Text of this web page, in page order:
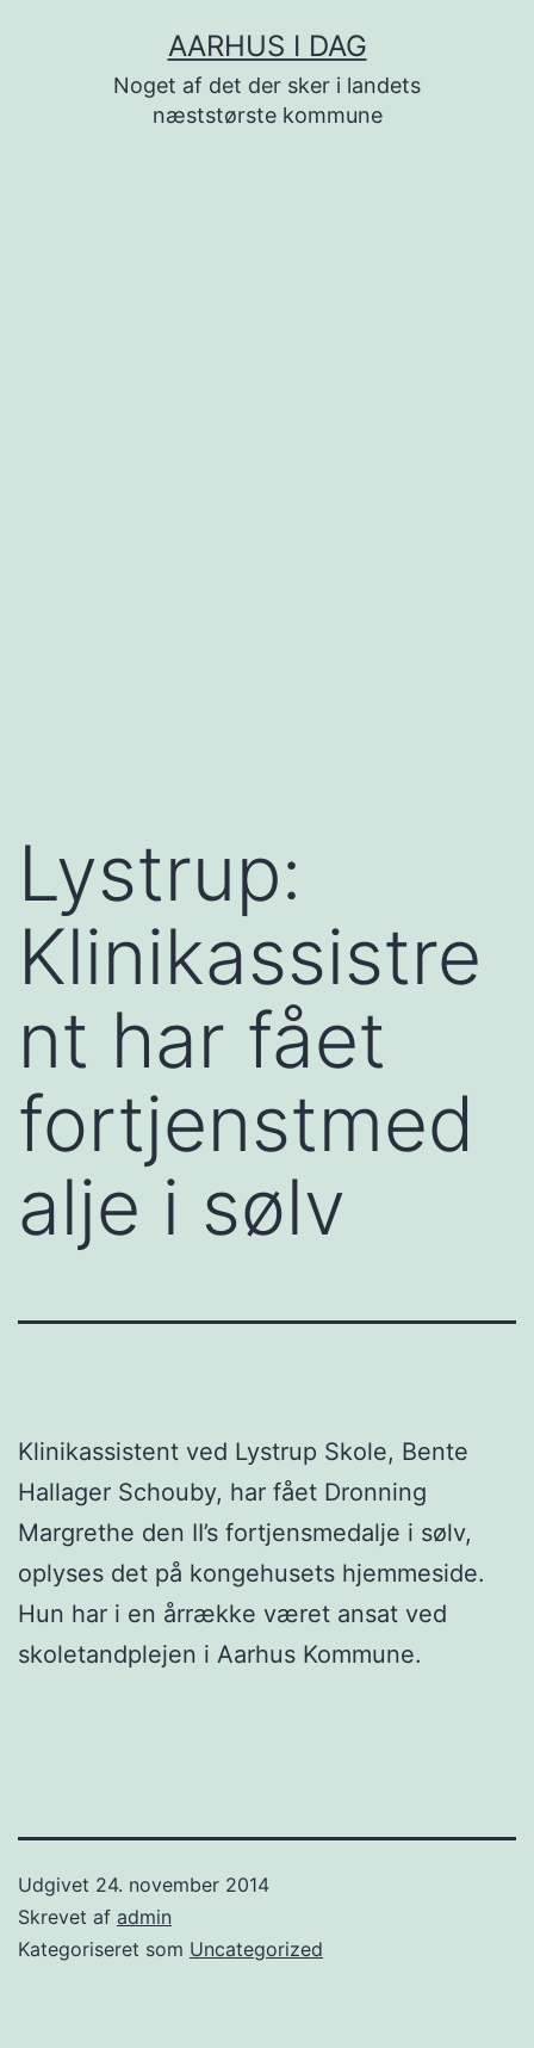
AARHUS I DAG
Noget af det der sker i landets
næststørste kommune
Lystrup:
Klinikassistre
nt har fået
fortjenstmed
alje i sølv
Klinikassistent ved Lystrup Skole, Bente
Hallager Schouby, har fået Dronning
Margrethe den II’s fortjensmedalje i sølv,
oplyses det på kongehusets hjemmeside.
Hun har i en årrække været ansat ved
skoletandplejen i Aarhus Kommune.
Udgivet 24. november 2014
Skrevet af admin
Kategoriseret som Uncategorized